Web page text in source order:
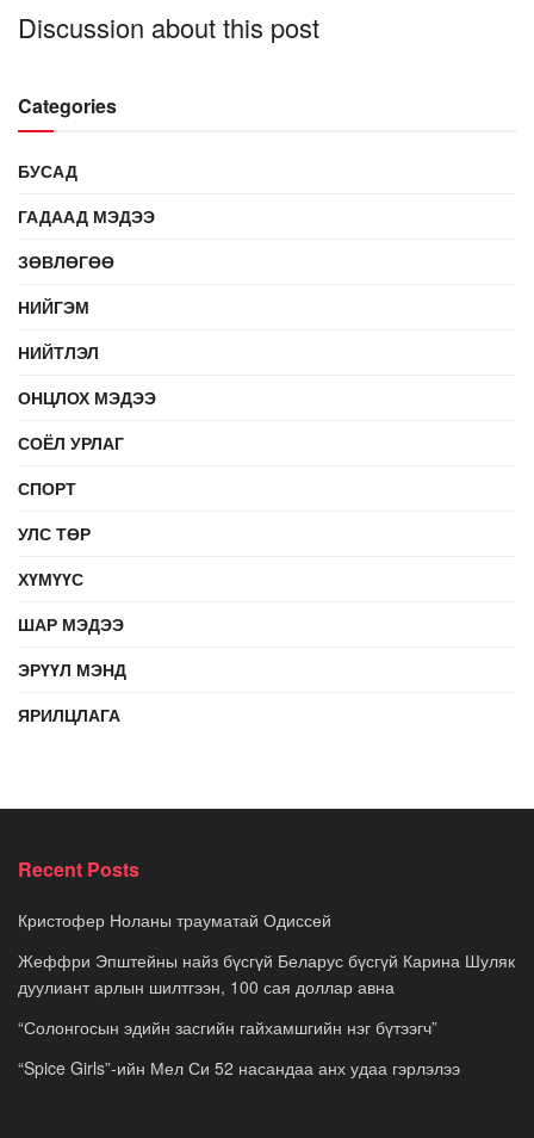
Discussion about this post
Categories
БУСАД
ГАДААД МЭДЭЭ
ЗӨВЛӨГӨӨ
НИЙГЭМ
НИЙТЛЭЛ
ОНЦЛОХ МЭДЭЭ
СОЁЛ УРЛАГ
СПОРТ
УЛС ТӨР
ХҮМҮҮС
ШАР МЭДЭЭ
ЭРҮҮЛ МЭНД
ЯРИЛЦЛАГА
Recent Posts
Кристофер Ноланы трауматай Одиссей
Жеффри Эпштейны найз бүсгүй Беларус бүсгүй Карина Шуляк
дуулиант арлын шилтгээн, 100 сая доллар авна
“Солонгосын эдийн засгийн гайхамшгийн нэг бүтээгч”
“Spice Girls”-ийн Мел Си 52 насандаа анх удаа гэрлэлээ